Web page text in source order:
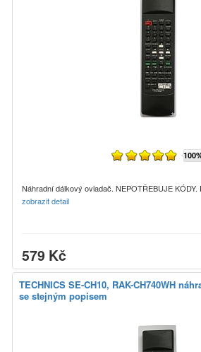
Náhradní dálkový ovladač. NEPOTŘEBUJE KÓDY.
zobrazit detail
579 Kč
TECHNICS SE-CH10, RAK-CH740WH
se stejným popisem